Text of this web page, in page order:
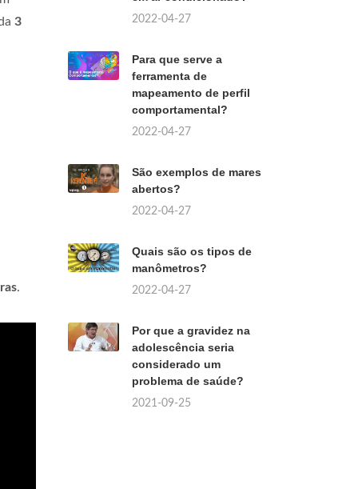
3
.
2022-04-27
Para que serve a
ferramenta de
mapeamento de perfil
comportamental?
2022-04-27
São exemplos de mares
abertos?
2022-04-27
Quais são os tipos de
manômetros?
2022-04-27
Por que a gravidez na
adolescência seria
considerado um
problema de saúde?
2021-09-25